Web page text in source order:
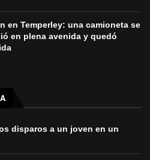
en Temperley: una camioneta se
en plena avenida y quedó
disparos a un joven en un